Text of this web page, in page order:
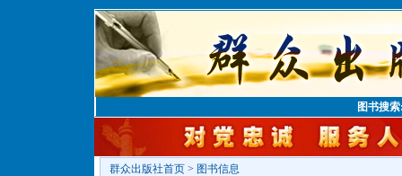
图书搜
群众出版社首页 > 图书信息